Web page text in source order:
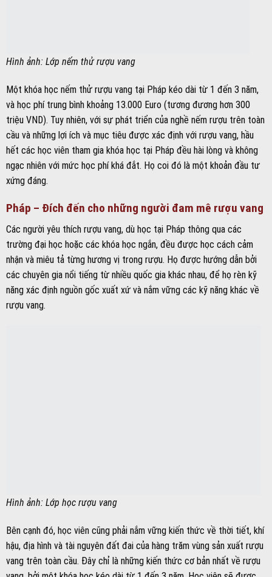
Hình ảnh: Lớp nếm thử rượu vang
Một khóa học nếm thử rượu vang tại Pháp kéo dài từ 1 đến 3 năm,
và học phí trung bình khoảng 13.000 Euro (tương đương hơn 300
triệu VND). Tuy nhiên, với sự phát triển của nghề nếm rượu trên toàn
cầu và những lợi ích và mục tiêu được xác định với rượu vang, hầu
hết các học viên tham gia khóa học tại Pháp đều hài lòng và không
ngạc nhiên với mức học phí khá đắt. Họ coi đó là một khoản đầu tư
xứng đáng.
Pháp – Đích đến cho những người đam mê rượu vang
Các người yêu thích rượu vang, dù học tại Pháp thông qua các
trường đại học hoặc các khóa học ngắn, đều được học cách cảm
nhận và miêu tả từng hương vị trong rượu. Họ được hướng dẫn bởi
các chuyên gia nổi tiếng từ nhiều quốc gia khác nhau, để họ rèn kỹ
năng xác định nguồn gốc xuất xứ và nắm vững các kỹ năng khác về
rượu vang.
Hình ảnh: Lớp học rượu vang
Bên cạnh đó, học viên cũng phải nắm vững kiến thức về thời tiết, khí
hậu, địa hình và tài nguyên đất đai của hàng trăm vùng sản xuất rượu
vang trên toàn cầu. Đây chỉ là những kiến thức cơ bản nhất về rượu